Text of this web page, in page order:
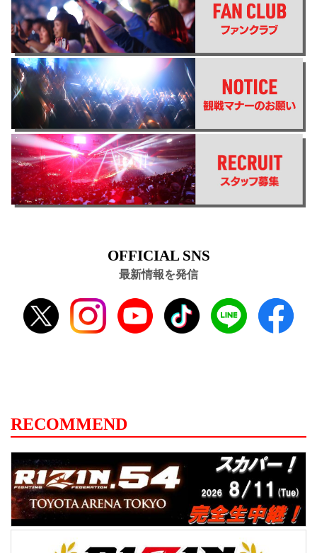
OFFICIAL SNS
最新情報を発信
RECOMMEND